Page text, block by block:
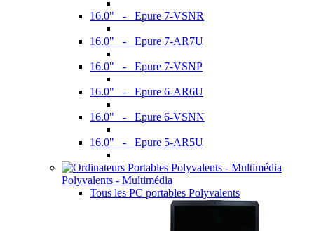
16.0" - Epure 7-VSNR
16.0" - Epure 7-AR7U
16.0" - Epure 7-VSNP
16.0" - Epure 6-AR6U
16.0" - Epure 6-VSNN
16.0" - Epure 5-AR5U
Polyvalents - Multimédia
Tous les PC portables Polyvalents